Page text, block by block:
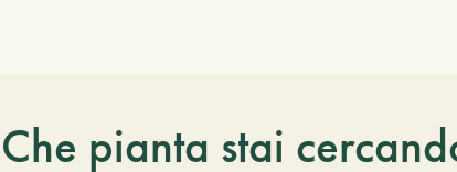
Che pianta stai